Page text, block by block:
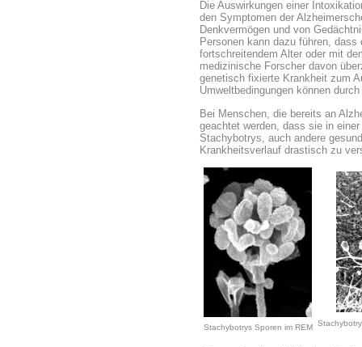
Die Auswirkungen einer
den Symptomen der
Denkvermögen und von
Personen kann dazu führen,
fortschreitendem Alter oder mit
medizinische Forscher davon
genetisch fixierte Krankheit zum
Umweltbedingungen können
Bei Menschen, die bereits an
geachtet werden, dass sie in
Stachybotrys, auch andere
Krankheitsverlauf drastisch zu
Stachybotrys Sporen im REM